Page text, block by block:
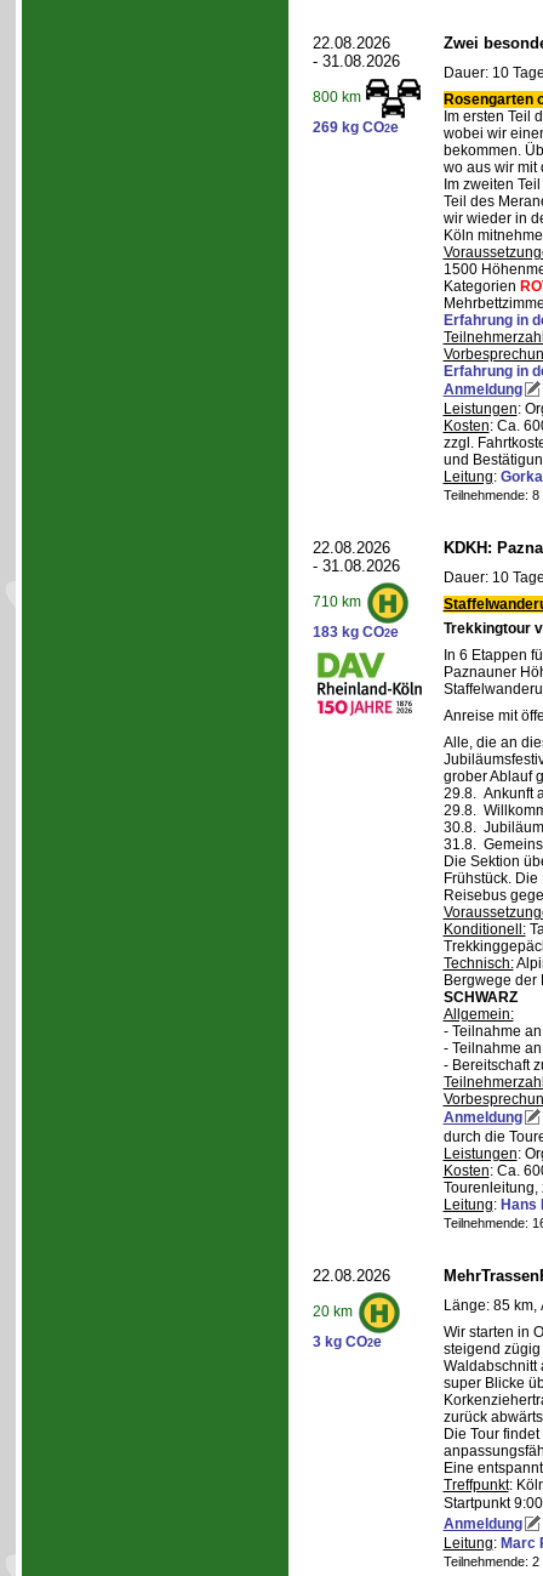
22.08.2026
- 31.08.2026
800 km
269 kg CO2e
Zwei
Dauer: 10
Rosengarten
Im ersten Teil
wobei wir
bekommen.
wo aus wir mit
Im zweiten
Teil des
wir wieder in
Köln
1500
Kategorien
Erfahrung in
Erfahrung in
Anmeldung
Leistungen:
Kosten: Ca.
zzgl.
und
Leitung:
Teilnehmende:
22.08.2026
- 31.08.2026
710 km
183 kg CO2e
KDKH:
Dauer: 10
Trekkingtour
In 6 Etappen
Paznauner
Anreise mit
Alle, die an
grober Ablauf
29.8. Ankunft
29.8.
30.8.
31.8.
Die Sektion
Frühstück.
Reisebus
Konditionell:
Technisch:
Bergwege
SCHWARZ
Allgemein:
- Teilnahme
- Teilnahme
- Bereitschaft
Anmeldung
durch die
Leistungen:
Kosten: Ca.
Tourenleitung,
Leitung: Hans
Teilnehmende:
22.08.2026
20 km
3 kg CO2e
Länge: 85 km,
Wir starten in
steigend
Waldabschnitt
super Blicke
zurück
Die Tour
Eine
Treffpunkt:
Startpunkt
Anmeldung
Leitung: Marc
Teilnehmende: